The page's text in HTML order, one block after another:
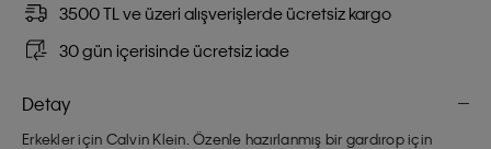
3500 TL ve üzeri alışverişlerde ücretsiz kargo
30 gün içerisinde ücretsiz iade
Detay
Erkekler için Calvin Klein. Özenle hazırlanmış bir gardırop için